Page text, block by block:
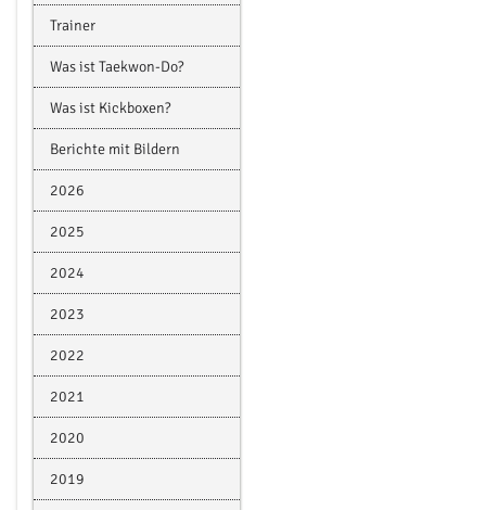
Trainer
Was ist Taekwon-Do?
Was ist Kickboxen?
Berichte mit Bildern
2026
2025
2024
2023
2022
2021
2020
2019